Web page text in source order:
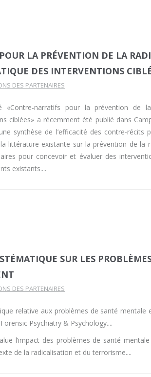
LA PRÉVENTION DE LA
DES INTERVENTIONS
DES PARTENAIRES
«Contre-narratifs pour la prévention de
ciblées» a récemment été publié dans
synthèse de l’efficacité des contre-récits
littérature existante sur la prévention de la
pour concevoir et évaluer des
existants.
SUR LES
DES PARTENAIRES
relative aux problèmes de santé mentale
Psychiatry & Psychology.
l’impact des problèmes de santé
de la radicalisation et du terrorisme.